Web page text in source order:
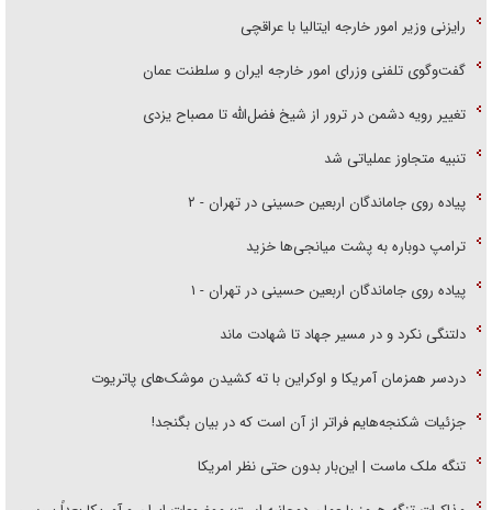
رایزنی وزیر امور خارجه ایتالیا با عراقچی
گفت‌وگوی تلفنی وزرای امور خارجه ایران و سلطنت عمان
تغییر رویه دشمن در ترور از شیخ فضل‌الله تا مصباح یزدی
تنبیه متجاوز عملیاتی شد
پیاده روی جاماندگان اربعین حسینی در تهران - ۲
ترامپ دوباره به پشت میانجی‌ها خزید
پیاده روی جاماندگان اربعین حسینی در تهران - ۱
دلتنگی نکرد و در مسیر جهاد تا شهادت ماند
دردسر همزمان آمریکا و اوکراین با ته کشیدن موشک‌های پاتریوت
جزئیات شکنجه‌هایم فراتر از آن است که در بیان بگنجد!
تنگه ملک ماست | این‌بار بدون حتی نظر امریکا